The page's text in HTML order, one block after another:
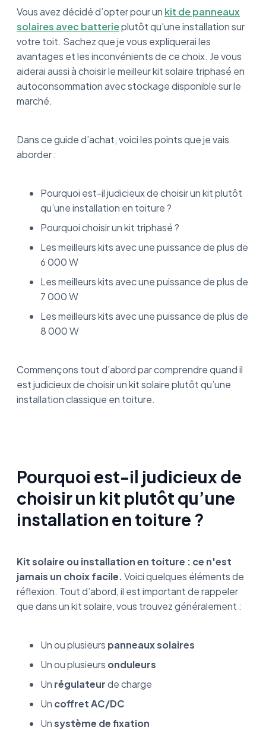
Vous avez décidé d’opter pour un kit de panneaux
solaires avec batterieplutôt qu'une installation sur
votre toit. Sachez que je vous expliquerai les
avantages et les inconvénients de ce choix. Je vous
aiderai aussi à choisir le meilleur kit solaire triphasé en
autoconsommation avec stockage disponible sur le
marché.
Dans ce guide d’achat, voici les points que je vais
aborder :
Pourquoi est-il judicieux de choisir un kit plutôt
qu’une installation en toiture ?
Pourquoi choisir un kit triphasé ?
Les meilleurs kits avec une puissance de plus de
6 000 W
Les meilleurs kits avec une puissance de plus de
7 000 W
Les meilleurs kits avec une puissance de plus de
8 000 W
Commençons tout d’abord par comprendre quand il
est judicieux de choisir un kit solaire plutôt qu’une
installation classique en toiture.
Pourquoi est-il judicieux de
choisir un kit plutôt qu’une
installation en toiture ?
Kit solaire ou installation en toiture : ce n'est
jamais un choix facile.Voici quelques éléments de
réflexion. Tout d’abord, il est important de rappeler
que dans un kit solaire, vous trouvez généralement :
Un ou plusieurs panneaux solaires
Un ou plusieurs onduleurs
Un régulateurde charge
Un coffret AC/DC
Unsystème de fixation